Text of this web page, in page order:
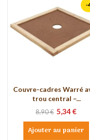
-
Couvre-cadres Warré
trou central –...
8,90 € 5,34 €
Ajouter au panier